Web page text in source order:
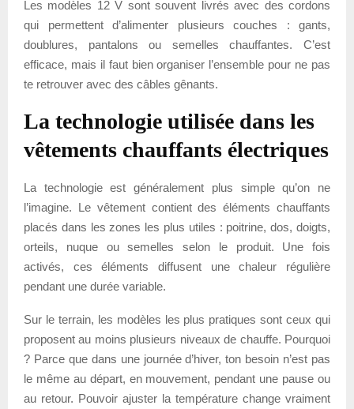
Les modèles 12 V sont souvent livrés avec des cordons
qui permettent d’alimenter plusieurs couches : gants,
doublures, pantalons ou semelles chauffantes. C’est
efficace, mais il faut bien organiser l’ensemble pour ne pas
te retrouver avec des câbles gênants.
La technologie utilisée dans les
vêtements chauffants électriques
La technologie est généralement plus simple qu’on ne
l’imagine. Le vêtement contient des éléments chauffants
placés dans les zones les plus utiles : poitrine, dos, doigts,
orteils, nuque ou semelles selon le produit. Une fois
activés, ces éléments diffusent une chaleur régulière
pendant une durée variable.
Sur le terrain, les modèles les plus pratiques sont ceux qui
proposent au moins plusieurs niveaux de chauffe. Pourquoi
? Parce que dans une journée d’hiver, ton besoin n’est pas
le même au départ, en mouvement, pendant une pause ou
au retour. Pouvoir ajuster la température change vraiment